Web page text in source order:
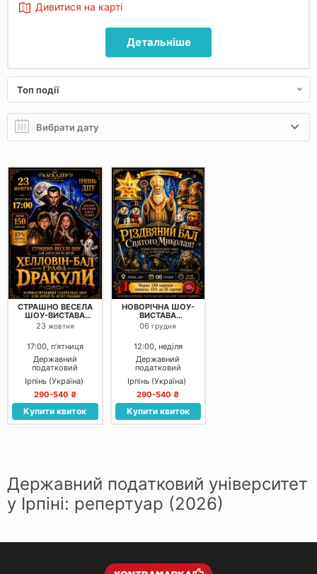
Дивитися на карті
Детальніше
Топ події
СТРАШНО ВЕСЕЛА
ШОУ-ВИСТАВА
«ХЕЛЛОВІН-БАЛ
23 жовтня
17:00, пʼятниця
Державний
податковий
університет
Ірпінь (Україна)
290-540 ₴
Купити квиток
НОВОРІЧНА ШОУ-
ВИСТАВА
"РІЗДВЯНИЙ БАЛ
СВЯТОГО МИКОЛАЯ
06грудня
12:00, неділя
Державний
податковий
університет
Ірпінь (Україна)
290-540 ₴
Купити квиток
Державний податковий університет
у Ірпіні: репертуар (2026)